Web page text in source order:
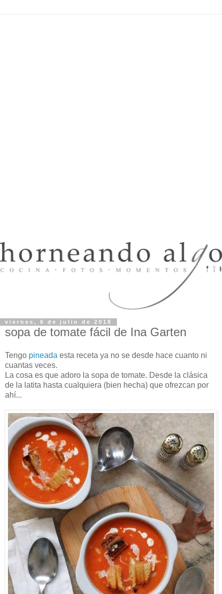
viernes, 6 de julio de 2018
sopa de tomate fácil de Ina Garten
Tengo pineada esta receta ya no se desde hace cuanto ni
cuantas veces.
La cosa es que adoro la sopa de tomate. Desde la clásica
de la latita hasta cualquiera (bien hecha) que ofrezcan por
ahí...